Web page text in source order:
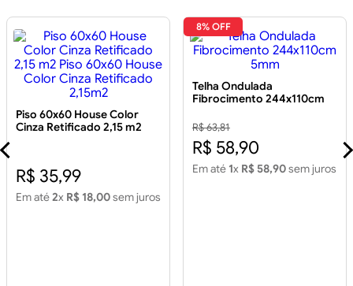
Piso 60x60 House Color
Cinza Retificado 2,15 m2
R$ 35,99
Em até2x R$ 18,00sem juros
8% OFF
Telha Ondulada
Fibrocimento 244x110cm
R$ 63,81
R$ 58,90
Em até 1x R$ 58,90sem juros